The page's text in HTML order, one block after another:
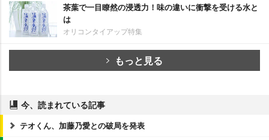
茶葉で一目瞭然の浸透力！味の違いに衝撃を受ける水と
は
オリコンタイアップ特集
もっと見る
今、読まれている記事
テオくん、加藤乃愛との破局を発表